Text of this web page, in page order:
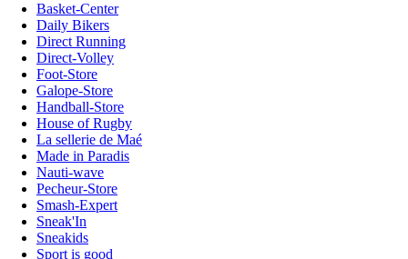
Basket-Center
Daily Bikers
Direct Running
Direct-Volley
Foot-Store
Galope-Store
Handball-Store
House of Rugby
La sellerie de Maé
Made in Paradis
Nauti-wave
Pecheur-Store
Smash-Expert
Sneak'In
Sneakids
Sport is good